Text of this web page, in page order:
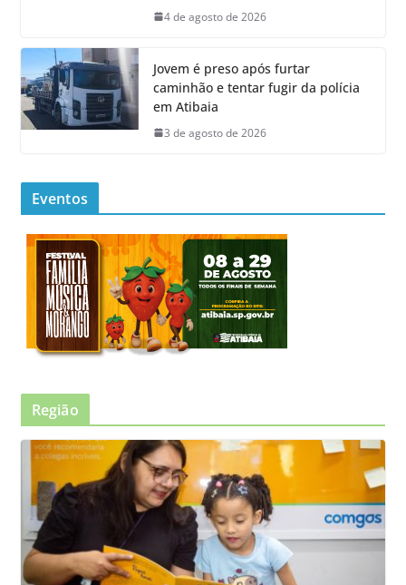
4 de agosto de 2026
Jovem é preso após furtar
caminhão e tentar fugir da polícia
em Atibaia
3 de agosto de 2026
Eventos
Região